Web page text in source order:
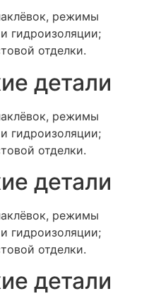
режимы
гидроизоляции;
отделки.
детали
режимы
гидроизоляции;
отделки.
детали
режимы
гидроизоляции;
отделки.
детали